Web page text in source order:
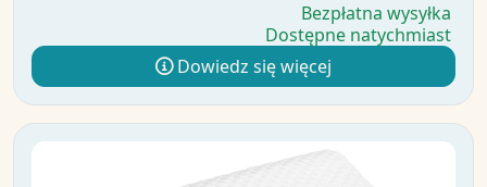
Bezpłatna wysyłka
Dostępne natychmiast
Dowiedz się więcej